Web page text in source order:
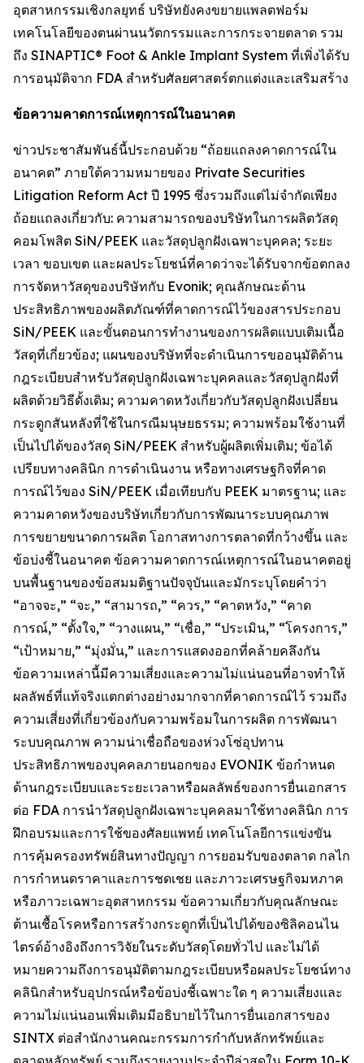
อุตสาหกรรมเชิงกลยุทธ์ บริษัทยังคงขยายแพลตฟอร์ม
เทคโนโลยีของตนผ่านนวัตกรรมและการกระจายตลาด รวม
ถึง SINAPTIC® Foot & Ankle Implant System ที่เพิ่งได้รับ
การอนุมัติจาก FDA สำหรับศัลยศาสตร์ตกแต่งและเสริมสร้าง
ข้อความคาดการณ์เหตุการณ์ในอนาคต
ข่าวประชาสัมพันธ์นี้ประกอบด้วย “ถ้อยแถลงคาดการณ์ใน
อนาคต” ภายใต้ความหมายของ Private Securities
Litigation Reform Act ปี 1995 ซึ่งรวมถึงแต่ไม่จำกัดเพียง
ถ้อยแถลงเกี่ยวกับ: ความสามารถของบริษัทในการผลิตวัสดุ
คอมโพสิต SiN/PEEK และวัสดุปลูกฝังเฉพาะบุคคล; ระยะ
เวลา ขอบเขต และผลประโยชน์ที่คาดว่าจะได้รับจากข้อตกลง
การจัดหาวัสดุของบริษัทกับ Evonik; คุณลักษณะด้าน
ประสิทธิภาพของผลิตภัณฑ์ที่คาดการณ์ไว้ของสารประกอบ
SiN/PEEK และขั้นตอนการทำงานของการผลิตแบบเติมเนื้อ
วัสดุที่เกี่ยวข้อง; แผนของบริษัทที่จะดำเนินการขออนุมัติด้าน
กฎระเบียบสำหรับวัสดุปลูกฝังเฉพาะบุคคลและวัสดุปลูกฝังที่
ผลิตด้วยวิธีดั้งเดิม; ความคาดหวังเกี่ยวกับวัสดุปลูกฝังเปลี่ยน
กระดูกสันหลังที่ใช้ในกรณีมนุษยธรรม; ความพร้อมใช้งานที่
เป็นไปได้ของวัสดุ SiN/PEEK สำหรับผู้ผลิตเพิ่มเติม; ข้อได้
เปรียบทางคลินิก การดำเนินงาน หรือทางเศรษฐกิจที่คาด
การณ์ไว้ของ SiN/PEEK เมื่อเทียบกับ PEEK มาตรฐาน; และ
ความคาดหวังของบริษัทเกี่ยวกับการพัฒนาระบบคุณภาพ
การขยายขนาดการผลิต โอกาสทางการตลาดที่กว้างขึ้น และ
ข้อบ่งชี้ในอนาคต ข้อความคาดการณ์เหตุการณ์ในอนาคตอยู่
บนพื้นฐานของข้อสมมติฐานปัจจุบันและมักระบุโดยคำว่า
“อาจจะ,” “จะ,” “สามารถ,” “ควร,” “คาดหวัง,” “คาด
การณ์,” “ตั้งใจ,” “วางแผน,” “เชื่อ,” “ประเมิน,” “โครงการ,”
“เป้าหมาย,” “มุ่งมั่น,” และการแสดงออกที่คล้ายคลึงกัน
ข้อความเหล่านี้มีความเสี่ยงและความไม่แน่นอนที่อาจทำให้
ผลลัพธ์ที่แท้จริงแตกต่างอย่างมากจากที่คาดการณ์ไว้ รวมถึง
ความเสี่ยงที่เกี่ยวข้องกับความพร้อมในการผลิต การพัฒนา
ระบบคุณภาพ ความน่าเชื่อถือของห่วงโซ่อุปทาน
ประสิทธิภาพของบุคคลภายนอกของ EVONIK ข้อกำหนด
ด้านกฎระเบียบและระยะเวลาหรือผลลัพธ์ของการยื่นเอกสาร
ต่อ FDA การนำวัสดุปลูกฝังเฉพาะบุคคลมาใช้ทางคลินิก การ
ฝึกอบรมและการใช้ของศัลยแพทย์ เทคโนโลยีการแข่งขัน
การคุ้มครองทรัพย์สินทางปัญญา การยอมรับของตลาด กลไก
การกำหนดราคาและการชดเชย และภาวะเศรษฐกิจมหภาค
หรือภาวะเฉพาะอุตสาหกรรม ข้อความเกี่ยวกับคุณลักษณะ
ต้านเชื้อโรคหรือการสร้างกระดูกที่เป็นไปได้ของซิลิคอนไน
ไตรด์อ้างอิงถึงการวิจัยในระดับวัสดุโดยทั่วไป และไม่ได้
หมายความถึงการอนุมัติตามกฎระเบียบหรือผลประโยชน์ทาง
คลินิกสำหรับอุปกรณ์หรือข้อบ่งชี้เฉพาะใด ๆ ความเสี่ยงและ
ความไม่แน่นอนเพิ่มเติมมีอธิบายไว้ในการยื่นเอกสารของ
SINTX ต่อสำนักงานคณะกรรมการกำกับหลักทรัพย์และ